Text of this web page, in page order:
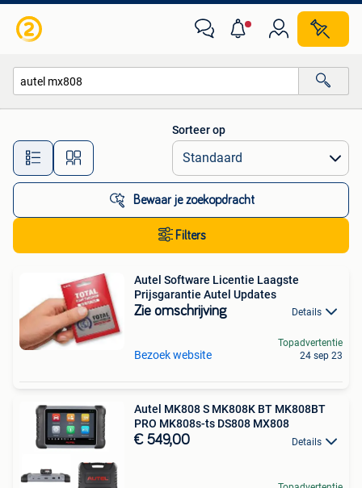
Alle afstanden…
Sorteer op
Bewaar je zoekopdracht
Filters
Autel Software Licentie Laagste
Prijsgarantie Autel Updates
Zie omschrijving Details
Bezoek website
Topadvertentie
24 sep 23
Autel MK808 S MK808K BT MK808BT
PRO MK808s-ts DS808 MX808
€ 549,00 Details